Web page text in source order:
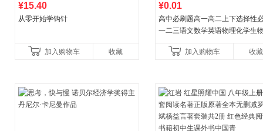
¥15.40
从零开始学钩针
加入购物车 收藏
¥0.01
高中必刷题高一高二上下选择性
一二三语文数学英语物理化学生
教辅资料加入购物车 收藏